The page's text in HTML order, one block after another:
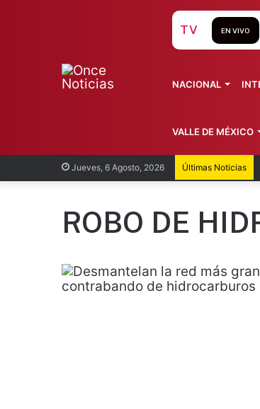
Jueves, 6 Agosto, 2026 Últimas Noticias
TV EN VIVO
NACIONAL
VALLE DE MÉXICO
ROBO DE